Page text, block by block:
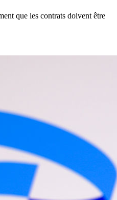
que les contrats doivent être